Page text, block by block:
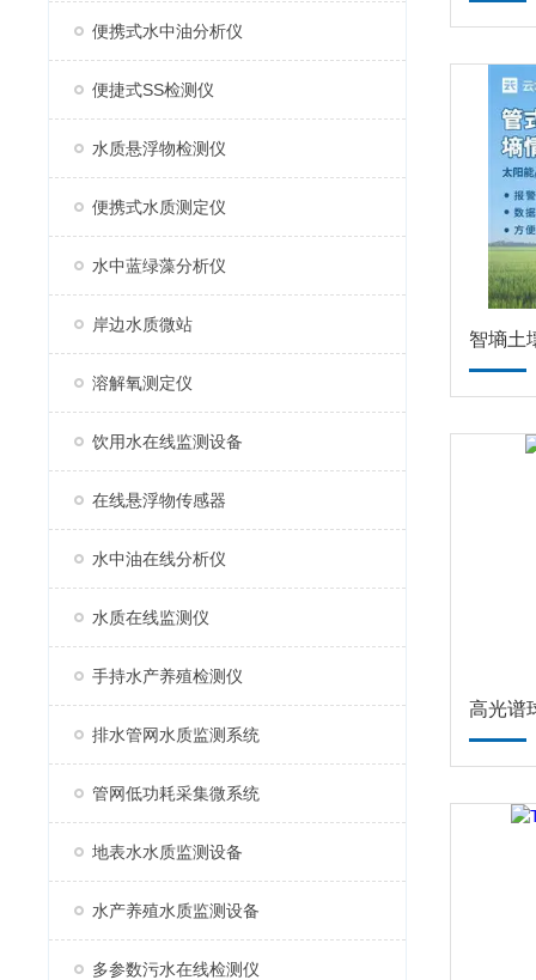
便携式水中油分析仪
便捷式SS检测仪
水质悬浮物检测仪
便携式水质测定仪
水中蓝绿藻分析仪
岸边水质微站
溶解氧测定仪
饮用水在线监测设备
在线悬浮物传感器
水中油在线分析仪
水质在线监测仪
手持水产养殖检测仪
排水管网水质监测系统
管网低功耗采集微系统
地表水水质监测设备
水产养殖水质监测设备
多参数污水在线检测仪
智墒土
高光谱